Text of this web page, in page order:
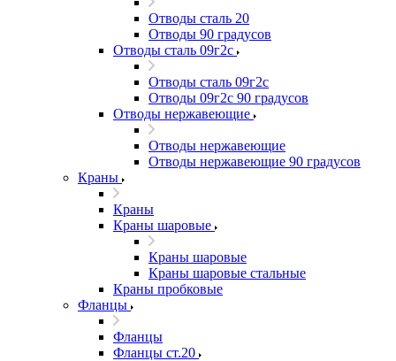
Отводы сталь 20
Отводы 90 градусов
Отводы сталь 09г2с
Отводы сталь 09г2с
Отводы 09г2с 90 градусов
Отводы нержавеющие
Отводы нержавеющие
Отводы нержавеющие 90 градусов
Краны
Краны
Краны шаровые
Краны шаровые
Краны шаровые стальные
Краны пробковые
Фланцы
Фланцы
Фланцы ст.20